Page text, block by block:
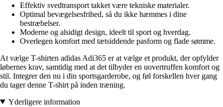
Effektiv svedtransport takket være tekniske materialer.
Optimal bevægelsesfrihed, så du ikke hæmmes i dine
bestræbelser.
Moderne og alsidigt design, ideelt til sport og hverdag.
Overlegen komfort med tætsiddende pasform og flade sømme.
At vælge T-shirten adidas Adi365 er at vælge et produkt, der opfylder
løbernes krav, samtidig med at det tilbyder en uovertruffen komfort og
stil. Integrer den nu i din sportsgarderobe, og føl forskellen hver gang
du tager denne T-shirt på inden træning.
Yderligere information